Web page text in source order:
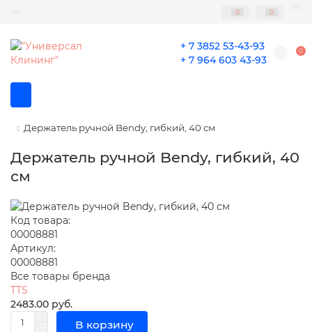
0 0
+ 7 3852 53-43-93
+ 7 964 603 43-93
0
Держатель ручной Bendy, гибкий, 40 см
Держатель ручной Bendy, гибкий, 40
см
Код товара:
00008881
Артикул:
00008881
Все товары бренда
TTS
2483.00 руб.
В корзину